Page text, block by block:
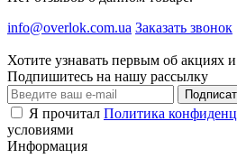
info@overlok.com.ua Заказать звонок
Хотите узнавать первым об акциях
Подпишитесь на нашу рассылку
Я прочитал Политика
условиями
Информация